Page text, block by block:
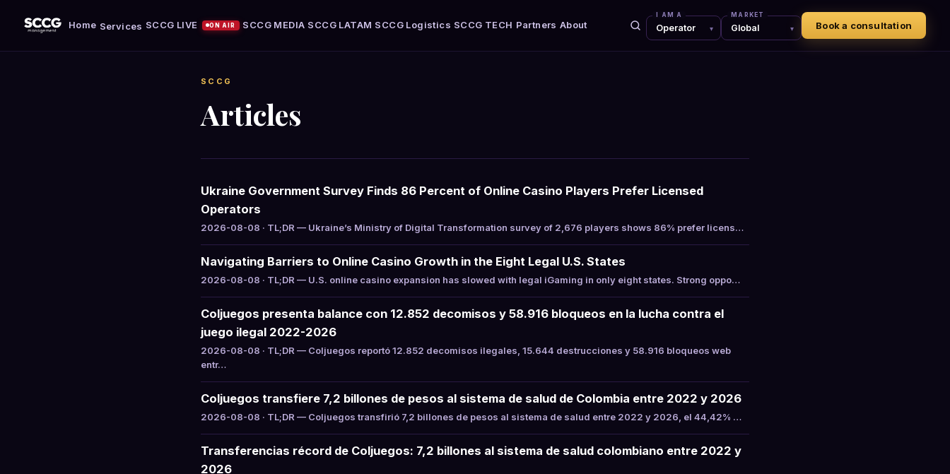
Home Services SCCG LIVE ON AIR SCCG MEDIA SCCG LATAM SCCG Logistics SCCG TECH Partners About
I AM A MARKET
Book a consultation
SCCG
Articles
Ukraine Government Survey Finds 86 Percent of Online Casino Players Prefer Licensed
Operators
2026-08-08 · TL;DR — Ukraine’s Ministry of Digital Transformation survey of 2,676 players shows 86% prefer licens…
Navigating Barriers to Online Casino Growth in the Eight Legal U.S. States
2026-08-08 · TL;DR — U.S. online casino expansion has slowed with legal iGaming in only eight states. Strong oppo…
Coljuegos presenta balance con 12.852 decomisos y 58.916 bloqueos en la lucha contra el
juego ilegal 2022-2026
2026-08-08 · TL;DR — Coljuegos reportó 12.852 decomisos ilegales, 15.644 destrucciones y 58.916 bloqueos web
entr…
Coljuegos transfiere 7,2 billones de pesos al sistema de salud de Colombia entre 2022 y 2026
2026-08-08 · TL;DR — Coljuegos transfirió 7,2 billones de pesos al sistema de salud entre 2022 y 2026, el 44,42% …
Transferencias récord de Coljuegos: 7,2 billones al sistema de salud colombiano entre 2022 y
2026